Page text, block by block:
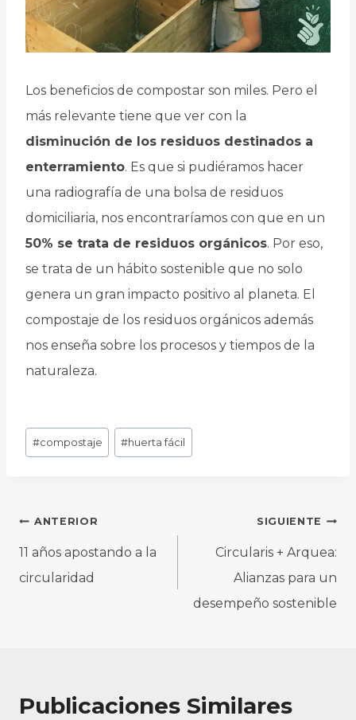
Los beneficios de compostar son miles. Pero el
más relevante tiene que ver con la
disminución de los residuos destinados a
enterramiento. Es que si pudiéramos hacer
una radiografía de una bolsa de residuos
domiciliaria, nos encontraríamos con que en un
50% se trata de residuos orgánicos. Por eso,
se trata de un hábito sostenible que no solo
genera un gran impacto positivo al planeta. El
compostaje de los residuos orgánicos además
nos enseña sobre los procesos y tiempos de la
naturaleza.
Etiquetas
de
#compostaje #huerta fácil
Navegación
de
entradas
ANTERIOR
11 años apostando a la
circularidad
SIGUIENTE
Circularis + Arquea:
Alianzas para un
desempeño sostenible
Publicaciones Similares